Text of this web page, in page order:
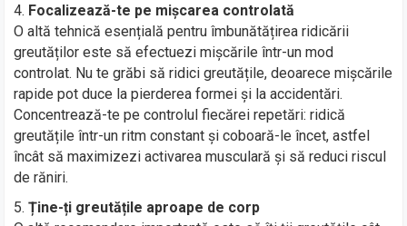
Focalizează-te pe mișcarea controlată
O altă tehnică esențială pentru îmbunătățirea ridicării
greutăților este să efectuezi mișcările într-un mod
controlat. Nu te grăbi să ridici greutățile, deoarece mișcările
rapide pot duce la pierderea formei și la accidentări.
Concentrează-te pe controlul fiecărei repetări: ridică
greutățile într-un ritm constant și coboară-le încet, astfel
încât să maximizezi activarea musculară și să reduci riscul
de răniri.
Ține-ți greutățile aproape de corp